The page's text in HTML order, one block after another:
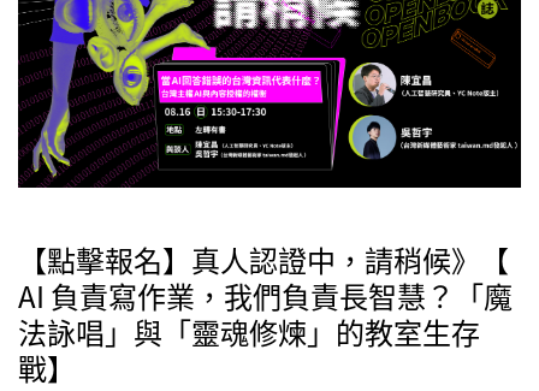
【點擊報名】真人認證中，請稍候》【
AI 負責寫作業，我們負責長智慧？「魔
法詠唱」與「靈魂修煉」的教室生存
戰】